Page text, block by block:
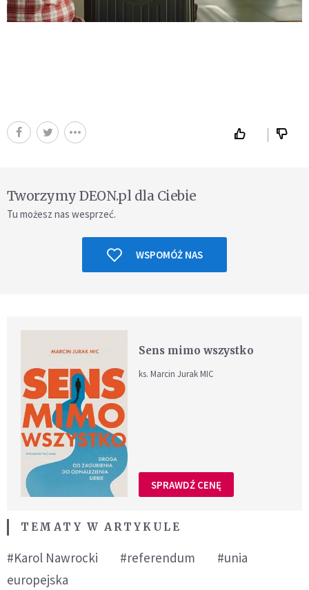
Tworzymy DEON.pl dla Ciebie
Tu możesz nas wesprzeć.
WSPOMÓŻ NAS
Sens mimo wszystko
ks. Marcin Jurak MIC
SPRAWDŹ CENĘ
TEMATY W ARTYKULE
#Karol Nawrocki #referendum
#unia
europejska